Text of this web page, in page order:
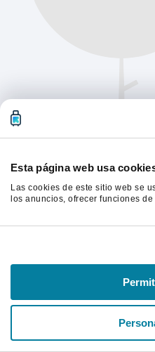
Esta página web usa
Las cookies de este sitio web se
los anuncios, ofrecer funciones
proporcionado o que hayan
Actualiza la